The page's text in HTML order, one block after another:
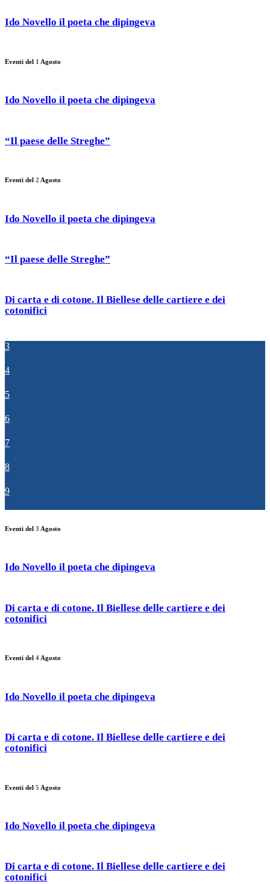
Ido Novello il poeta che dipingeva
Eventi del 1 Agosto
Ido Novello il poeta che dipingeva
“Il paese delle Streghe”
Eventi del 2 Agosto
Ido Novello il poeta che dipingeva
“Il paese delle Streghe”
Di carta e di cotone. Il Biellese delle cartiere e dei
cotonifici
3
4
5
6
7
8
9
Eventi del 3 Agosto
Ido Novello il poeta che dipingeva
Di carta e di cotone. Il Biellese delle cartiere e dei
cotonifici
Eventi del 4 Agosto
Ido Novello il poeta che dipingeva
Di carta e di cotone. Il Biellese delle cartiere e dei
cotonifici
Eventi del 5 Agosto
Ido Novello il poeta che dipingeva
Di carta e di cotone. Il Biellese delle cartiere e dei
cotonifici